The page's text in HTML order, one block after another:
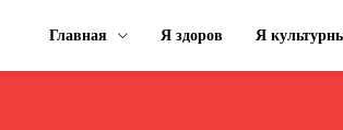
Главная Я здоров Я